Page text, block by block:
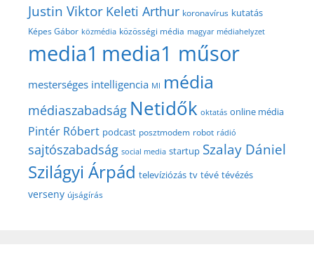
Justin Viktor Keleti Arthur koronavírus kutatás
Képes Gábor közmédia közösségi média magyar médiahelyzet
media1 media1 műsor
mesterséges intelligencia MI média
médiaszabadság Netidők oktatás online média
Pintér Róbert podcast posztmodem robot rádió
sajtószabadság social media startup Szalay Dániel
Szilágyi Árpád televíziózás tv tévé tévézés
verseny újságírás